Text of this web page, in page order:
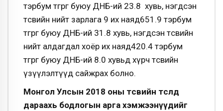
тэрбум төгрөг буюу ДНБ-ий 23.8 хувь, нэгдсэн
төсвийн нийт зарлага 9 их наяд651.9 тэрбум
төгрөг буюу ДНБ-ий 31.8 хувь, нэгдсэн төсвийн
нийт алдагдал хоёр их наяд420.4 тэрбум
төгрөг буюу ДНБ-ий 8.0 хувьд хүрч төсвийн
үзүүлэлтүүд сайжрах болно.
Монгол Улсын 2018 оны төсвийн төсөлд
дараахь бодлогын арга хэмжээнүүдийг